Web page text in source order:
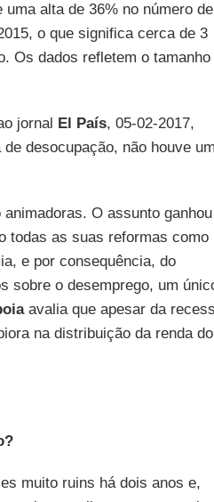
alta de 36% no número de
o que significa cerca de 3
Os dados refletem o tamanho
jornal El País, 05-02-2017,
desocupação, não houve
O assunto ganhou
todas as suas reformas como
e por consequência, do
sobre o desemprego, um
avalia que apesar da
na distribuição da renda do
muito ruins há dois anos e,